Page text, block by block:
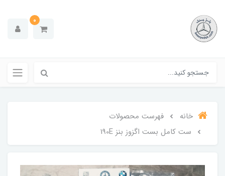
0
خانه
فهرست محصولات
ست کامل بست اگزوز بنز 190E